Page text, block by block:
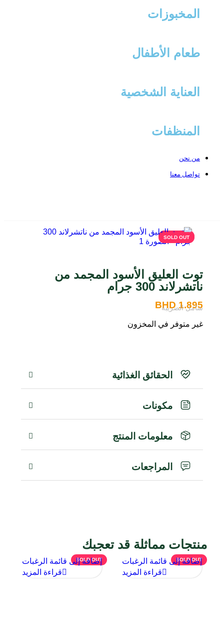
المخبوزات
طعام الأطفال
العناية الشخصية
المنظفات
من نحن
تواصل معنا
SOLD OUT
SOLD OUT
توت العليق الأسود المجمد من
ناتشرلاند 300 جرام
1.895
BHD
شامل الضريبة
غير متوفر في المخزون
الحقائق الغذائية
مكونات
معلومات المنتج
المراجعات
منتجات مماثلة قد تعجبك
SOLD OUT
إضافة إلى قائمة الرغبات
قراءة المزيد
SOLD OUT
إضافة إلى قائمة الرغبات
قراءة المزيد